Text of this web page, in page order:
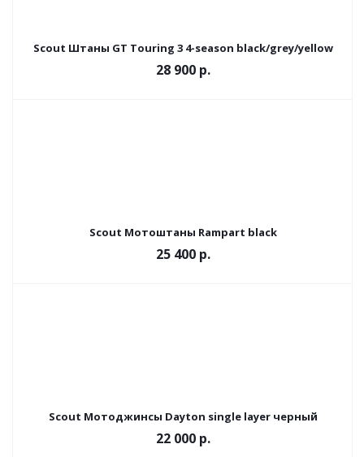
Scout Штаны GT Touring 3 4-season black/grey/yellow
28 900 р.
Scout Мотоштаны Rampart black
25 400 р.
Scout Мотоджинсы Dayton single layer черный
22 000 р.